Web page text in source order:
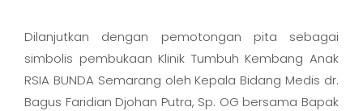
Dilanjutkan dengan pemotongan pita sebagai
simbolis pembukaan Klinik Tumbuh Kembang Anak
RSIA BUNDA Semarang oleh Kepala Bidang Medis dr.
Bagus Faridian Djohan Putra, Sp. OG bersama Bapak